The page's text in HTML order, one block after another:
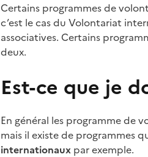
Certains programmes de
c’est le cas du Volontariat
associatives. Certains
deux.
Est-ce que je
En général les programme de
mais il existe de programmes
internationaux par exemple.